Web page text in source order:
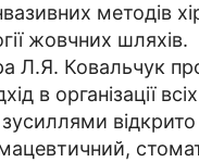
методів
жовчних шляхів.
Л.Я. Ковальчук
в організації
відкрито